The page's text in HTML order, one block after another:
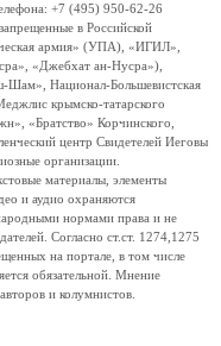
+7 (495) 950-62-26
в Российской
армия» (УПА), «ИГИЛ»,
«Джебхат ан-Нусра»),
Шам», Национал-Большевистская
крымско-татарского
«Братство» Корчинского,
центр Свидетелей Иеговы
организации.
материалы, элементы
и аудио охраняются
нормами права и не
Согласно ст.ст. 1274,1275
на портале, в том числе
обязательной. Мнение
и колумнистов.